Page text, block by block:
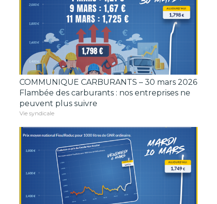
COMMUNIQUE CARBURANTS – 30 mars 2026
Flambée des carburants : nos entreprises ne
peuvent plus suivre
Vie syndicale